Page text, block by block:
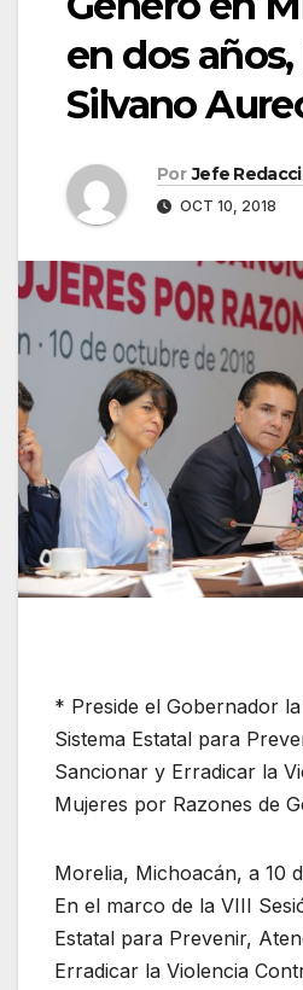
en dos
Silvano
Por Jefe
OCT 10, 2018
* Preside el Gobernador
Sistema Estatal para
Sancionar y Erradicar la
Mujeres por Razones de
Morelia, Michoacán, a 10
En el marco de la VIII
Estatal para Prevenir,
Erradicar la Violencia